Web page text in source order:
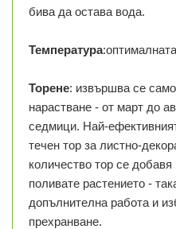
бива да остава вода.
Температура
Торене: извършва се
нарастване - от март до
седмици. Най-
течен тор за листно-
количество тор се
поливате растението -
допълнителна работа и
прехранване.